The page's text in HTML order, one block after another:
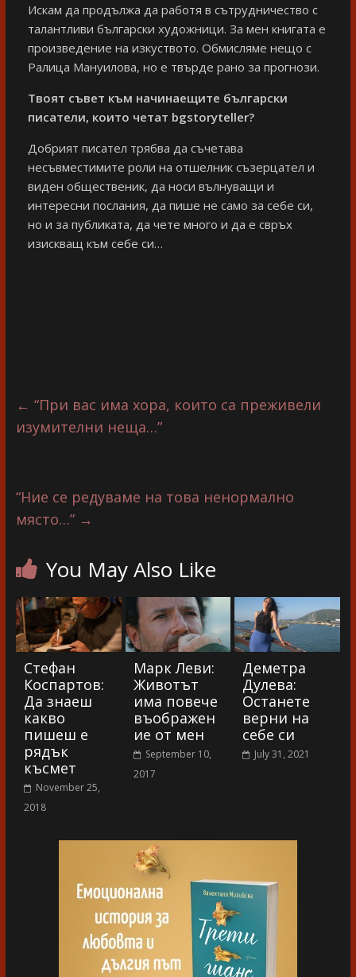
Искам да продължа да работя в сътрудничество с
талантливи български художници. За мен книгата е
произведение на изкуството. Обмисляме нещо с
Ралица Мануилова, но е твърде рано за прогнози.
Твоят съвет към начинаещите български
писатели, които четат bgstoryteller?
Добрият писател трябва да съчетава
несъвместимите роли на отшелник съзерцател и
виден общественик, да носи вълнуващи и
интересни послания, да пише не само за себе си,
но и за публиката, да чете много и да е свръх
изискващ към себе си…
← “При вас има хора, които са преживели
изумителни неща…”
“Ние се редуваме на това ненормално
място…” →
You May Also Like
Стефан
Коспартов:
Да знаеш
какво
пишеш е
рядък
късмет
November 25,
2018
Марк Леви:
Животът
има повече
въображен
ие от мен
September 10,
2017
Деметра
Дулева:
Останете
верни на
себе си
July 31, 2021